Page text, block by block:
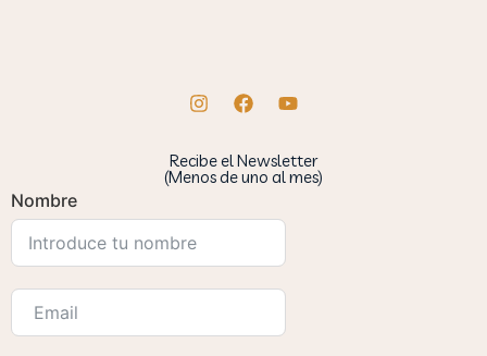
Recibe el Newsletter
(Menos de uno al mes)
Nombre